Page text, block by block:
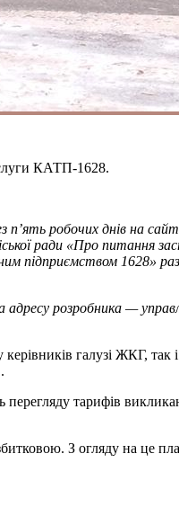
КАТП-1628.
робочих днів на
ради «Про питання
1628»
розробника —
галузі ЖКГ, так
перегляду тарифів
З огляду на це